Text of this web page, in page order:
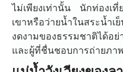
ไม่เพียงเท่านั้น นักท่องเที่
เขาหรือว่ายน้ำในสระน้ำ
งดงามของธรรมชาติได้อ
และผู้ที่ชื่นชอบการถ่ายภา